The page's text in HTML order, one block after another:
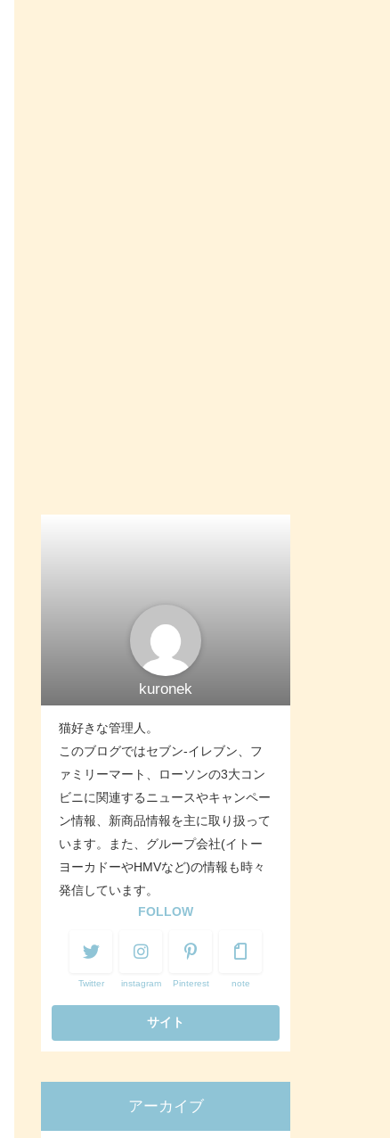
kuronek
猫好きな管理人。
このブログではセブン-イレブン、フ
ァミリーマート、ローソンの3大コン
ビニに関連するニュースやキャンペー
ン情報、新商品情報を主に取り扱って
います。また、グループ会社(イトー
ヨーカドーやHMVなど)の情報も時々
発信しています。
FOLLOW
Twitter instagram Pinterest note
アーカイブ